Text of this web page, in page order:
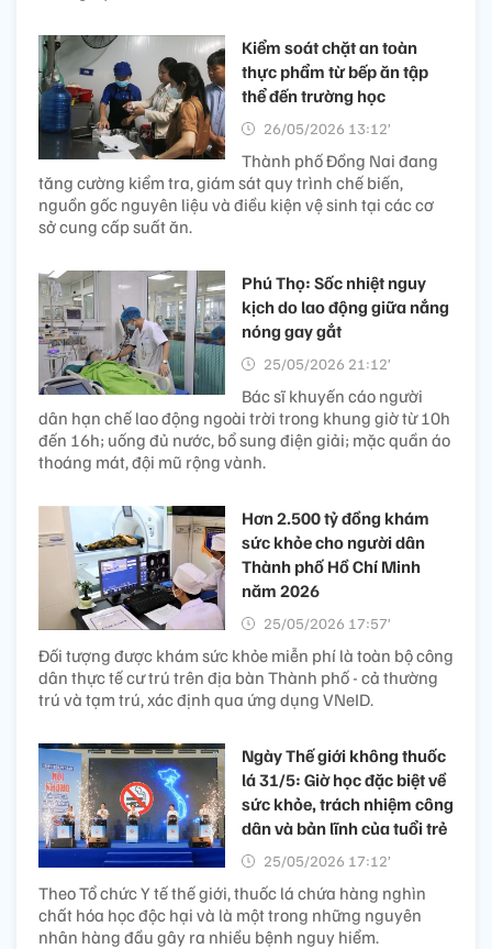
Kiểm soát chặt an toàn
thực phẩm từ bếp ăn tập
thể đến trường học
26/05/2026 13:12’
Thành phố Đồng Nai đang
tăng cường kiểm tra, giám sát quy trình chế biến,
nguồn gốc nguyên liệu và điều kiện vệ sinh tại các cơ
sở cung cấp suất ăn.
Phú Thọ: Sốc nhiệt nguy
kịch do lao động giữa nắng
nóng gay gắt
25/05/2026 21:12’
Bác sĩ khuyến cáo người
dân hạn chế lao động ngoài trời trong khung giờ từ 10h
đến 16h; uống đủ nước, bổ sung điện giải; mặc quần áo
thoáng mát, đội mũ rộng vành.
Hơn 2.500 tỷ đồng khám
sức khỏe cho người dân
Thành phố Hồ Chí Minh
năm 2026
25/05/2026 17:57’
Đối tượng được khám sức khỏe miễn phí là toàn bộ công
dân thực tế cư trú trên địa bàn Thành phố - cả thường
trú và tạm trú, xác định qua ứng dụng VNeID.
Ngày Thế giới không thuốc
lá 31/5: Giờ học đặc biệt về
sức khỏe, trách nhiệm công
dân và bản lĩnh của tuổi trẻ
25/05/2026 17:12’
Theo Tổ chức Y tế thế giới, thuốc lá chứa hàng nghìn
chất hóa học độc hại và là một trong những nguyên
nhân hàng đầu gây ra nhiều bệnh nguy hiểm.